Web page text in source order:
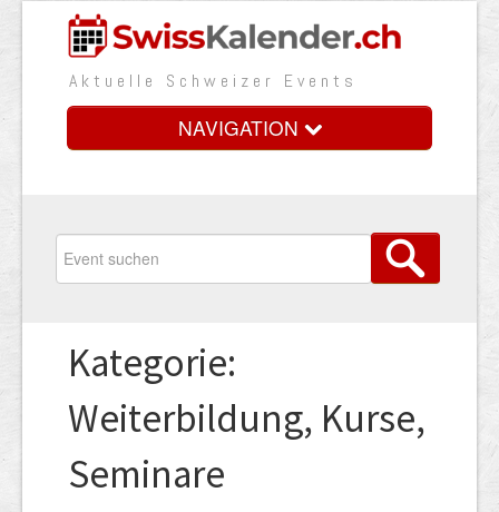
Aktuelle Schweizer Events
NAVIGATION
Vorteile
Medienbooster
Event erfassen
Kategorie:
Weiterbildung, Kurse,
Seminare